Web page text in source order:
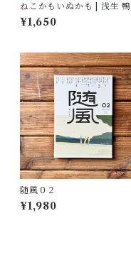
ねこかもいぬかも | 浅生 鴨
¥1,650
随風０２
¥1,980